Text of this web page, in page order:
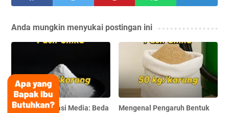
Anda mungkin menyukai postingan ini
Tabel Komparasi Media: Beda
Mengenal Pengaruh Bentuk